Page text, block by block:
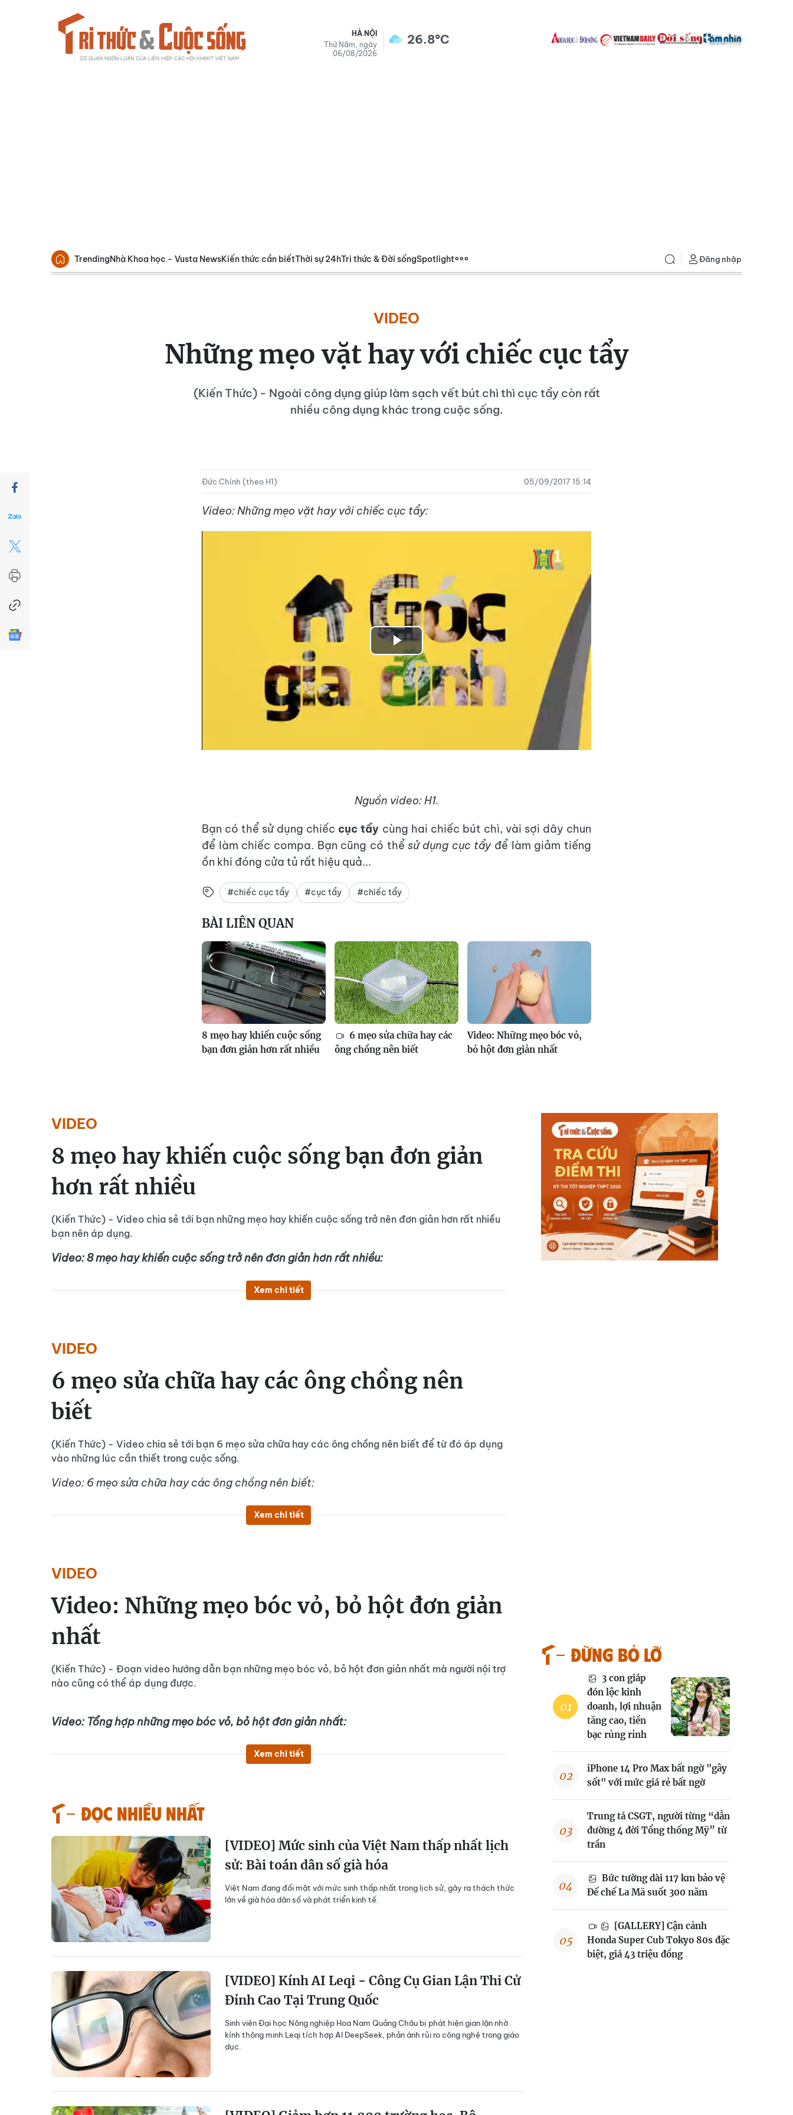
HÀ NỘI
Thứ Năm, ngày
06/08/2026
26.8°C
TrendingNhà Khoa học - Vusta NewsKiến thức cần biếtThời sự 24hTri thức & Đời sốngSpotlight Đăng nhập
VIDEO
Những mẹo vặt hay với chiếc cục tẩy
(Kiến Thức) - Ngoài công dụng giúp làm sạch vết bút chì thì cục tẩy còn rất
nhiều công dụng khác trong cuộc sống.
Đức Chính (theo H1) 05/09/2017 15:14
Video: Những mẹo vặt hay với chiếc cục tẩy:
Play
Video
Nguồn video: H1.
Bạn có thể sử dụng chiếc cục tẩy cùng hai chiếc bút chì, vài sợi dây chun
để làm chiếc compa. Bạn cũng có thểsử dụng cục tẩyđể làm giảm tiếng
ồn khi đóng cửa tủ rất hiệu quả...
#chiếc cục tẩy #cục tẩy #chiếc tẩy
BÀI LIÊN QUAN
8 mẹo hay khiến cuộc sống
bạn đơn giản hơn rất nhiều
6 mẹo sửa chữa hay các
ông chồng nên biết
Video: Những mẹo bóc vỏ,
bỏ hột đơn giản nhất
VIDEO
8 mẹo hay khiến cuộc sống bạn đơn giản
hơn rất nhiều
(Kiến Thức) - Video chia sẻ tới bạn những mẹo hay khiến cuộc sống trở nên đơn giản hơn rất nhiều
bạn nên áp dụng.
Video: 8 mẹo hay khiến cuộc sống trở nên đơn giản hơn rất nhiều:
Xem chi tiết
VIDEO
6 mẹo sửa chữa hay các ông chồng nên
biết
(Kiến Thức) - Video chia sẻ tới bạn 6 mẹo sửa chữa hay các ông chồng nên biết để từ đó áp dụng
vào những lúc cần thiết trong cuộc sống.
Video: 6 mẹo sửa chữa hay các ông chồng nên biết:
Xem chi tiết
VIDEO
Video: Những mẹo bóc vỏ, bỏ hột đơn giản
nhất
(Kiến Thức) - Đoạn video hướng dẫn bạn những mẹo bóc vỏ, bỏ hột đơn giản nhất mà người nội trợ
nào cũng có thể áp dụng được.
Video: Tổng hợp những mẹo bóc vỏ, bỏ hột đơn giản nhất:
Xem chi tiết
Đọc nhiều nhất
[VIDEO] Mức sinh của Việt Nam thấp nhất lịch
sử: Bài toán dân số già hóa
Việt Nam đang đối mặt với mức sinh thấp nhất trong lịch sử, gây ra thách thức
lớn về già hóa dân số và phát triển kinh tế.
[VIDEO] Kính AI Leqi - Công Cụ Gian Lận Thi Cử
Đỉnh Cao Tại Trung Quốc
Sinh viên Đại học Nông nghiệp Hoa Nam Quảng Châu bị phát hiện gian lận nhờ
kính thông minh Leqi tích hợp AI DeepSeek, phản ánh rủi ro công nghệ trong giáo
dục.
Đừng bỏ lỡ
3 con giáp
đón lộc kinh
doanh, lợi nhuận
tăng cao, tiền
bạc rủng rỉnh
iPhone 14 Pro Max bất ngờ "gây
sốt" với mức giá rẻ bất ngờ
Trung tá CSGT, người từng “dẫn
đường 4 đời Tổng thống Mỹ” từ
trần
Bức tường dài 117 km bảo vệ
Đế chế La Mã suốt 300 năm
[GALLERY] Cận cảnh
Honda Super Cub Tokyo 80s đặc
biệt, giá 43 triệu đồng